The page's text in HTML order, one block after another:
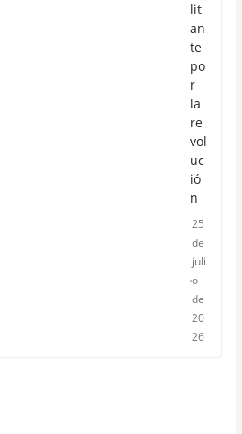
lit
an
te
po
r
la
re
vol
uc
ió
n
25
de
juli
o
de
20
26